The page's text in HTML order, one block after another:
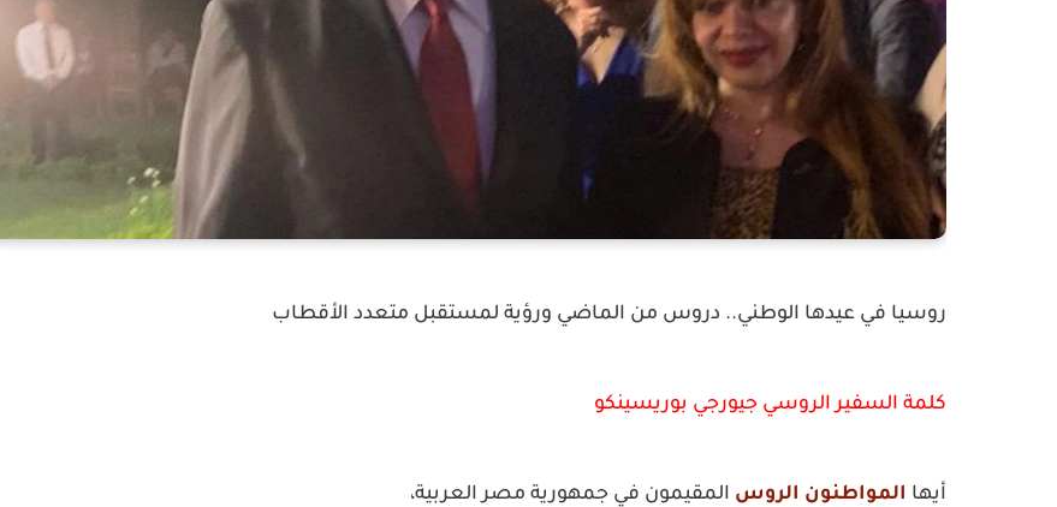
روسيا في عيدها الوطني.. دروس من الماضي ورؤية لمستقبل متعدد الأقطاب
كلمة السفير الروسي جيورجي بوريسينكو
أيها المواطنون الروس المقيمون في جمهورية مصر العربية،